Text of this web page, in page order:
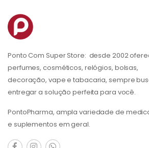
Ponto Com Super Store: desde 2002
perfumes, cosméticos, relógios, bolsas,
decoração, vape e tabacaria, sempre
entregar a solução perfeita para você.
PontoPharma, ampla variedade de
e suplementos em geral.